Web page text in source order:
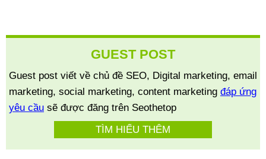
GUEST POST
Guest post viết về chủ đề SEO, Digital marketing, email
marketing, social marketing, content marketing đáp ứng
yêu cầu sẽ được đăng trên Seothetop
TÌM HIỂU THÊM